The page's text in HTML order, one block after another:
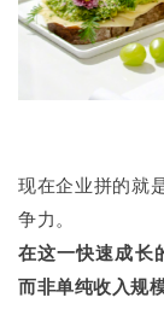
现在企业拼的就
争力。
在这一快速成长
而非单纯收入规模